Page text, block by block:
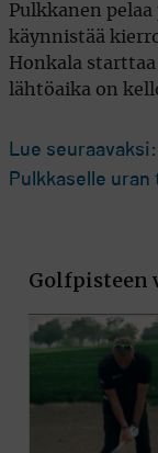
Pulkkanen
käynnistää
Honkala
lähtöaika on
Lue
Pulkkaselle